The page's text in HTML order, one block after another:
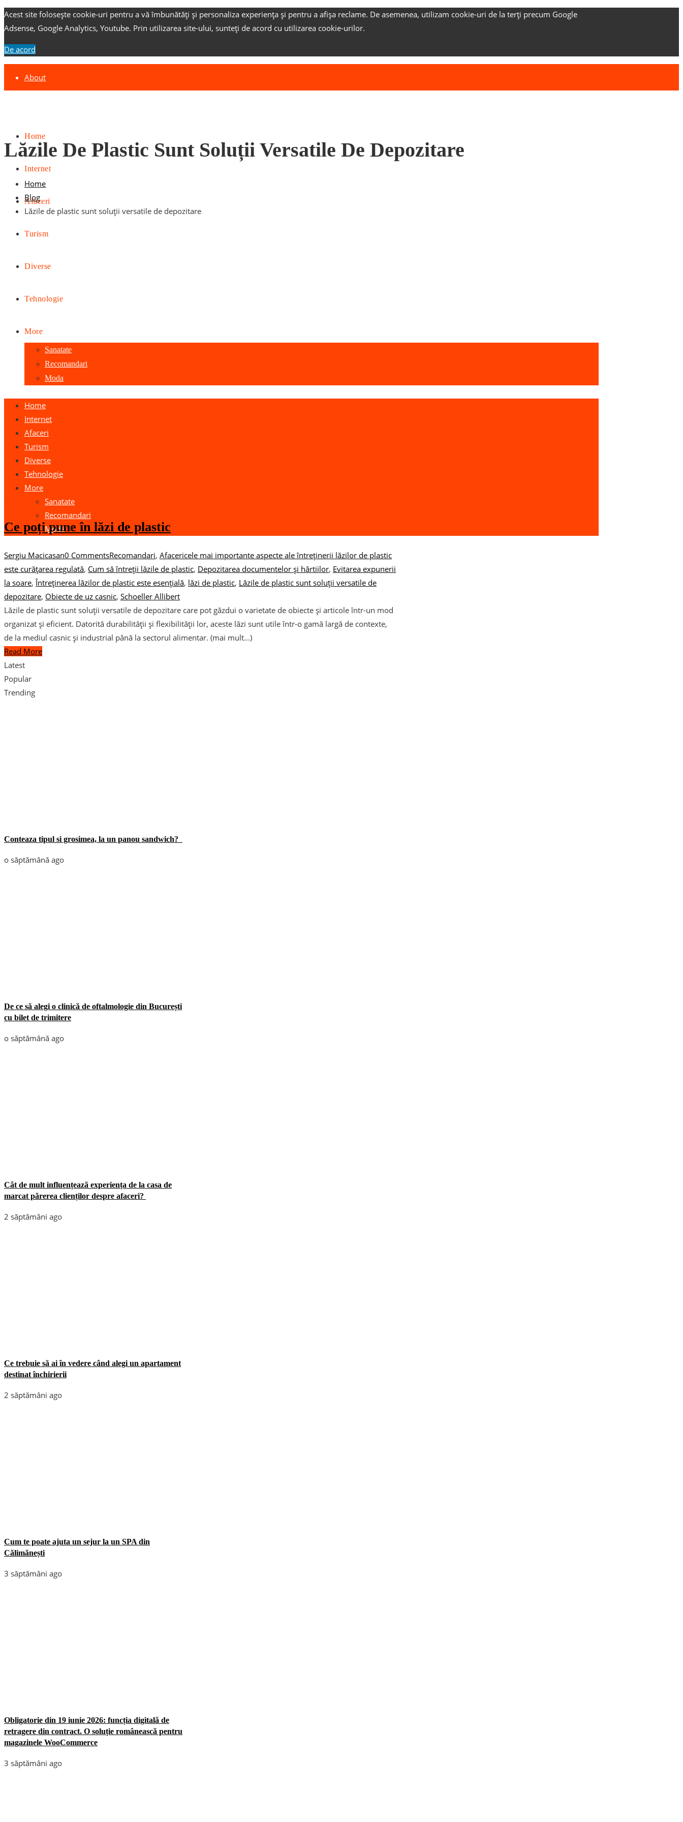
Acest site folosește cookie-uri pentru a vă îmbunătăți și personaliza experiența și pentru a afișa reclame. De asemenea, utilizam cookie-uri de la terți precum Google
Adsense, Google Analytics, Youtube. Prin utilizarea site-ului, sunteți de acord cu utilizarea cookie-urilor.
De acord
About
Home
Internet
Afaceri
Turism
Diverse
Tehnologie
More
Sanatate
Recomandari
Moda
Home
Internet
Afaceri
Turism
Diverse
Tehnologie
More
Sanatate
Recomandari
Moda
Lăzile De Plastic Sunt Soluții Versatile De Depozitare
Home
Blog
Lăzile de plastic sunt soluții versatile de depozitare
Ce poți pune în lăzi de plastic
Sergiu Macicasan0 CommentsRecomandari, Afacericele mai importante aspecte ale întreținerii lăzilor de plastic
este curățarea regulată, Cum să întreții lăzile de plastic, Depozitarea documentelor și hârtiilor, Evitarea expunerii
la soare,Întreținerea lăzilor de plastic este esențială, lăzi de plastic, Lăzile de plastic sunt soluții versatile de
depozitare, Obiecte de uz casnic, Schoeller Allibert
Lăzile de plastic sunt soluții versatile de depozitare care pot găzdui o varietate de obiecte și articole într-un mod
organizat și eficient. Datorită durabilității și flexibilității lor, aceste lăzi sunt utile într-o gamă largă de contexte,
de la mediul casnic și industrial până la sectorul alimentar. (mai mult…)
Read More
Latest
Popular
Trending
Conteaza tipul si grosimea, la un panou sandwich?
o săptămână ago
De ce să alegi o clinică de oftalmologie din București
cu bilet de trimitere
o săptămână ago
Cât de mult influențează experiența de la casa de
marcat părerea clienților despre afaceri?
2 săptămâni ago
Ce trebuie să ai în vedere când alegi un apartament
destinat închirierii
2 săptămâni ago
Cum te poate ajuta un sejur la un SPA din
Călimănești
3 săptămâni ago
Obligatorie din 19 iunie 2026: funcția digitală de
retragere din contract. O soluție românească pentru
magazinele WooCommerce
3 săptămâni ago